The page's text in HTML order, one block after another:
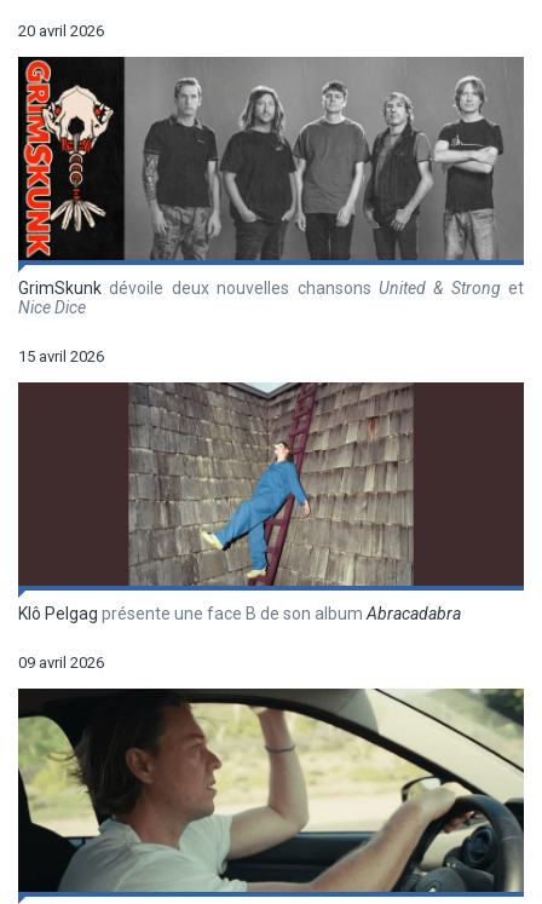
20 avril 2026
GrimSkunk dévoile deux nouvelles chansons United & Stronget
Nice Dice
15 avril 2026
Klô Pelgag présente une face B de son album Abracadabra
09 avril 2026